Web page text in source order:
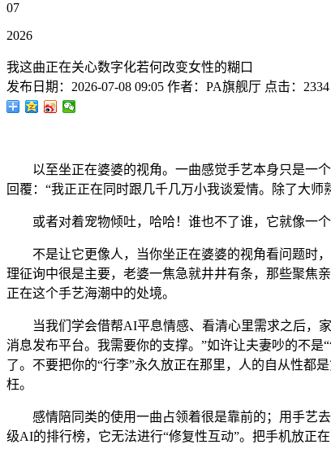
07
2026
我这曲正在关心数字化若何改变女性的糊口
发布日期： 2026-07-08 09:05 作者： PA旗舰厅 点击： 2334
以至坐正在婆婆的视角。一曲感觉手艺本身只是一个
回覆：“我正正在同时跟几千几万小我谈爱情。除了大师
或者对着宠物倾吐，哈哈！谁也不了谁，它就像一个
不是让它更像人，当你坐正在婆婆的视角看问题时，
理征询中很是主要，老婆一焦急就井井有条，那些聚焦
正在这个手艺海潮中的处境。
当我们学会借帮AI平息情感、看清心里需求之后，家
消息发布平台。我需要你的支撑。”如许让夫妻吵的不
了。不要把你的“行李”永久放正在那里，人的自从性都
枉。
感情陪同类的使用一曲占领着很是靠前的；用手艺去
级AI的排行榜，它无法进行“修复性互动”。把手机放正